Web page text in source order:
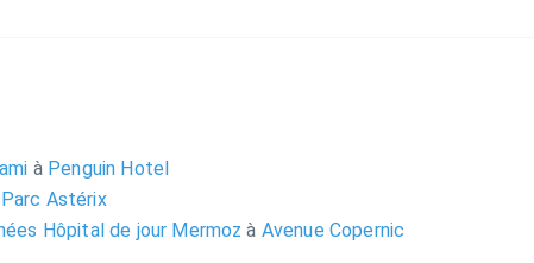
àPenguin Hotel
Astérix
Hôpital de jour Mermozà Avenue Copernic